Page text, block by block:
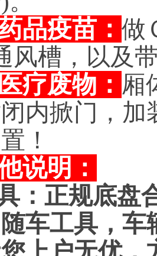
品疫苗： 做
风槽，以及
疗废物： 厢
内掀门，
！
说明：
：正规底盘
车工具，